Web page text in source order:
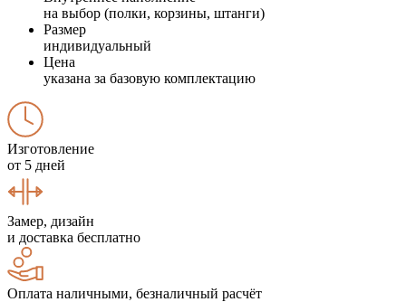
на выбор (полки, корзины, штанги)
Размер
индивидуальный
Цена
указана за базовую комплектацию
Изготовление
от 5 дней
Замер, дизайн
и доставка бесплатно
Оплата наличными, безналичный расчёт